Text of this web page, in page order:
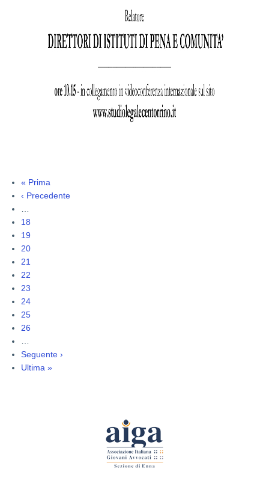
Paginazione
Prima
pagina
« Prima
Pagina
‹ Precedente
Pagina
18
Pagina
19
Pagina
20
Pagina
21
Pagina
attuale
22
Pagina
23
Pagina
24
Pagina
25
Pagina
26
Pagina
successiva
Seguente ›
Ultima
Ultima »